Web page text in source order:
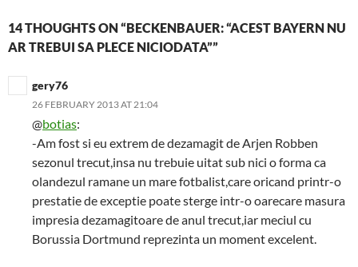
14 THOUGHTS ON “BECKENBAUER: “ACEST BAYERN NU
AR TREBUI SA PLECE NICIODATA””
gery76
26 FEBRUARY 2013 AT 21:04
@botias:
-Am fost si eu extrem de dezamagit de Arjen Robben
sezonul trecut,insa nu trebuie uitat sub nici o forma ca
olandezul ramane un mare fotbalist,care oricand printr-o
prestatie de exceptie poate sterge intr-o oarecare masura
impresia dezamagitoare de anul trecut,iar meciul cu
Borussia Dortmund reprezinta un moment excelent.